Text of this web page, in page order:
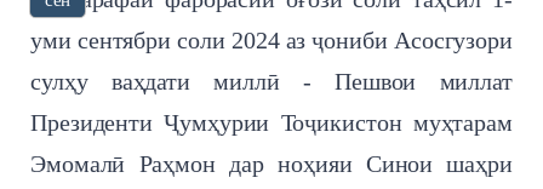
уми сентябри соли 2024 аз ҷониби Асосгузори
сулҳу ваҳдати миллӣ - Пешвои миллат
Президенти Ҷумҳурии Тоҷикистон муҳтарам
Эмомалӣ Раҳмон дар ноҳияи Синои шаҳри